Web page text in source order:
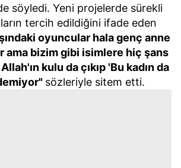
söyledi. Yeni projelerde sürekli
tercih edildiğini ifade eden
oyuncular hala genç anne
ama bizim gibi isimlere hiç şans
kulu da çıkıp 'Bu kadın da
sözleriyle sitem etti.